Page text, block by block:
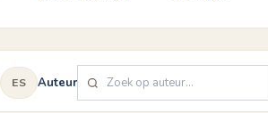
ES Auteur